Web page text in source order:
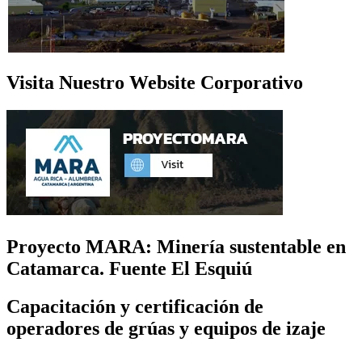
Visita Nuestro Website Corporativo
Proyecto MARA: Minería sustentable en
Catamarca. Fuente El Esquiú
Capacitación y certificación de
operadores de grúas y equipos de izaje